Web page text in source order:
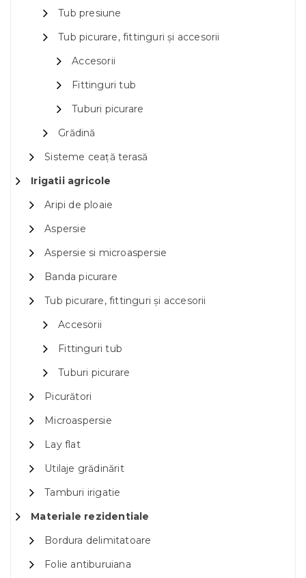
Tub presiune
Tub picurare, fittinguri și accesorii
Accesorii
Fittinguri tub
Tuburi picurare
Grădină
Sisteme ceață terasă
Irigatii agricole
Aripi de ploaie
Aspersie
Aspersie si microaspersie
Banda picurare
Tub picurare, fittinguri și accesorii
Accesorii
Fittinguri tub
Tuburi picurare
Picurători
Microaspersie
Lay flat
Utilaje grădinărit
Tamburi irigatie
Materiale rezidentiale
Bordura delimitatoare
Folie antiburuiana